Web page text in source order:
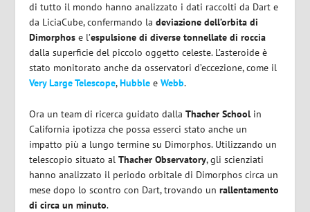
di tutto il mondo hanno analizzato i dati raccolti da Dart e
da LiciaCube, confermando ladeviazione dell’orbita di
Dimorphos e l’espulsione di diverse tonnellate di roccia
dalla superficie del piccolo oggetto celeste. L’asteroide è
stato monitorato anche da osservatori d’eccezione, come il
Very Large Telescope,Hubble eWebb.
Ora un team di ricerca guidato dallaThacher School in
California ipotizza che possa esserci stato anche un
impatto più a lungo termine su Dimorphos. Utilizzando un
telescopio situato alThacher Observatory, gli scienziati
hanno analizzato il periodo orbitale di Dimorphos circa un
mese dopo lo scontro con Dart, trovando unrallentamento
di circa un minuto.